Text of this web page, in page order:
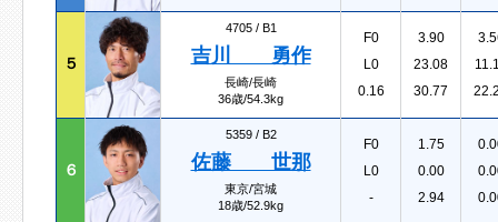
５
4705 / B1
吉川 勇作
長崎/長崎
36歳/54.3kg
F0
L0
0.16
3.90
23.08
30.77
６
5359 / B2
佐藤 世那
東京/宮城
18歳/52.9kg
F0
L0
-
1.75
0.00
2.94